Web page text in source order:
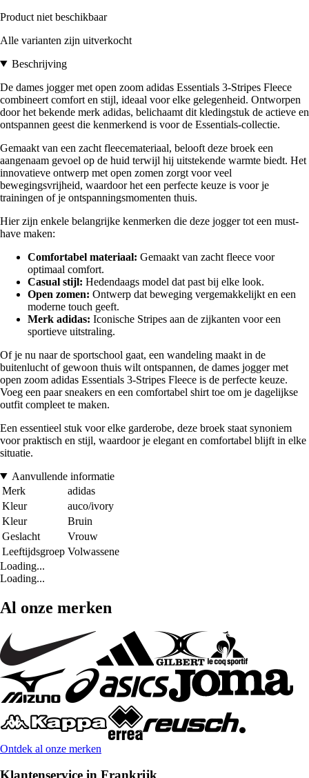
Product niet beschikbaar
Alle varianten zijn uitverkocht
Beschrijving
De dames jogger met open zoom adidas Essentials 3-Stripes Fleece
combineert comfort en stijl, ideaal voor elke gelegenheid. Ontworpen
door het bekende merk adidas, belichaamt dit kledingstuk de actieve en
ontspannen geest die kenmerkend is voor de Essentials-collectie.
Gemaakt van een zacht fleecemateriaal, belooft deze broek een
aangenaam gevoel op de huid terwijl hij uitstekende warmte biedt. Het
innovatieve ontwerp met open zomen zorgt voor veel
bewegingsvrijheid, waardoor het een perfecte keuze is voor je
trainingen of je ontspanningsmomenten thuis.
Hier zijn enkele belangrijke kenmerken die deze jogger tot een must-
have maken:
Comfortabel materiaal: Gemaakt van zacht fleece voor
optimaal comfort.
Casual stijl: Hedendaags model dat past bij elke look.
Open zomen: Ontwerp dat beweging vergemakkelijkt en een
moderne touch geeft.
Merk adidas: Iconische Stripes aan de zijkanten voor een
sportieve uitstraling.
Of je nu naar de sportschool gaat, een wandeling maakt in de
buitenlucht of gewoon thuis wilt ontspannen, de dames jogger met
open zoom adidas Essentials 3-Stripes Fleece is de perfecte keuze.
Voeg een paar sneakers en een comfortabel shirt toe om je dagelijkse
outfit compleet te maken.
Een essentieel stuk voor elke garderobe, deze broek staat synoniem
voor praktisch en stijl, waardoor je elegant en comfortabel blijft in elke
situatie.
Aanvullende informatie
Merk
adidas
Kleur
auco/ivory
Kleur
Bruin
Geslacht
Vrouw
Leeftijdsgroep Volwassene
Loading...
Loading...
Al onze merken
Ontdek al onze merken
Klantenservice in Frankrijk